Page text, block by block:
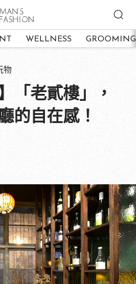
WELLNESS GROOMING
物
「老貳樓」，
的自在感！